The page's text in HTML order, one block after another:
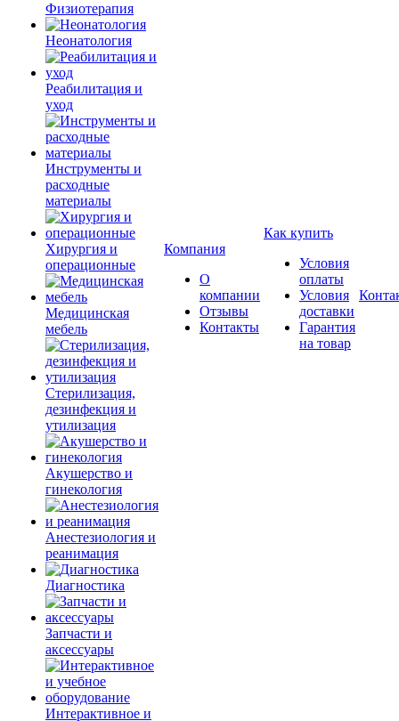
Физиотерапия
Неонатология
Реабилитация и
уход
Инструменты и
расходные
материалы
Хирургия и
операционные
Медицинская
мебель
Стерилизация,
дезинфекция и
утилизация
Акушерство и
гинекология
Анестезиология и
реанимация
Диагностика
Запчасти и
аксессуары
Интерактивное и
Компания
О
компании
Отзывы
Контакты
Как купить
Условия
оплаты
Условия
доставки
Гарантия
на товар